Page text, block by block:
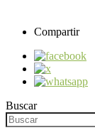
Compartir
Buscar